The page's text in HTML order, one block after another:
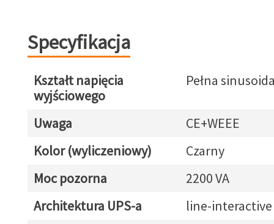
Specyfikacja
Kształt napięcia
wyjściowego
Pełna
Uwaga
CE+WEEE
Kolor (wyliczeniowy)
Czarny
Moc pozorna
2200 VA
Architektura UPS-a
line-interactive